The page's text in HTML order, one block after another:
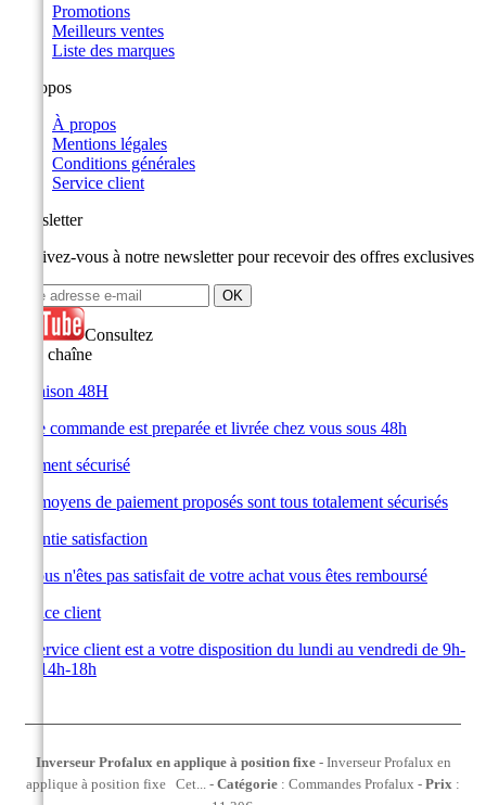
Promotions
Meilleurs ventes
Liste des marques
A propos
À propos
Mentions légales
Conditions générales
Service client
Newsletter
Inscrivez-vous à notre newsletter pour recevoir des offres exclusives
Consultez
notre chaîne
Livraison 48H
Votre commande est preparée et livrée chez vous sous 48h
Paiement sécurisé
Les moyens de paiement proposés sont tous totalement sécurisés
Garantie satisfaction
Si vous n'êtes pas satisfait de votre achat vous êtes remboursé
Service client
Le service client est a votre disposition du lundi au vendredi de 9h-
12h 14h-18h
Inverseur Profalux en applique à position fixe- Inverseur Profalux en
applique à position fixe Cet... - Catégorie : Commandes Profalux - Prix :